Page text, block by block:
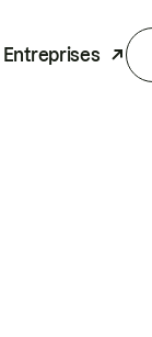
Entreprises